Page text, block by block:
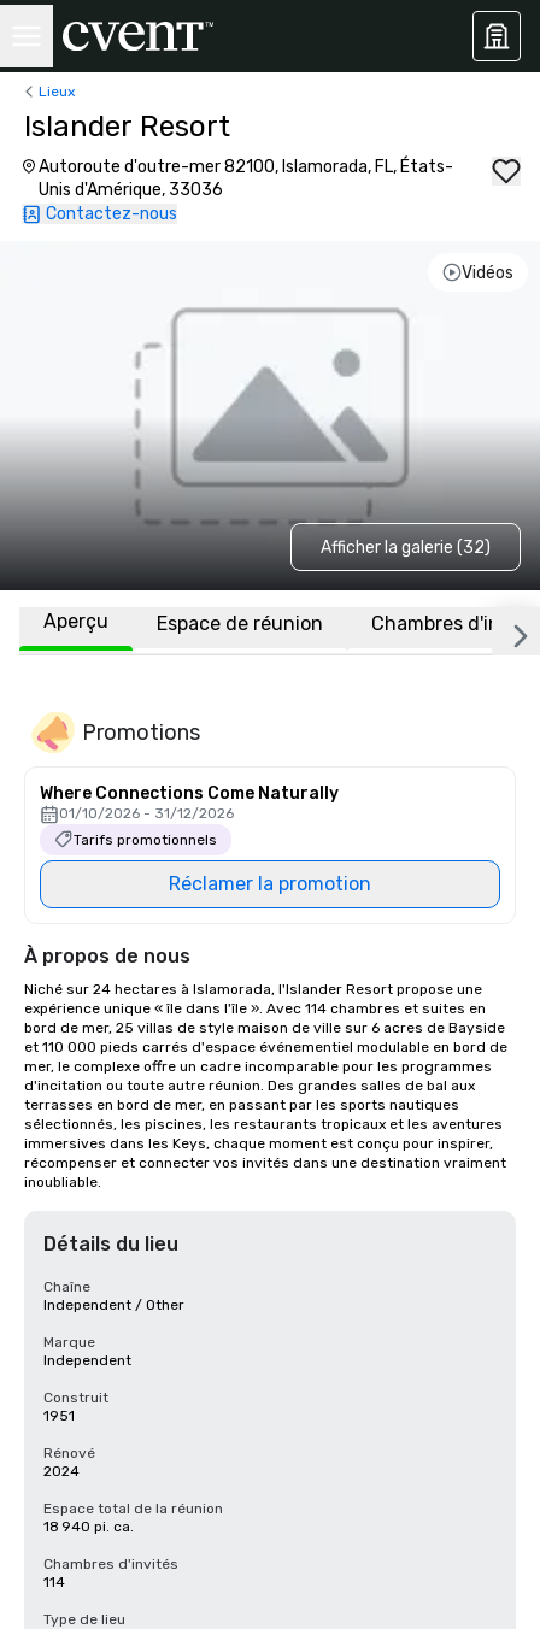
Lieux
Islander Resort
Autoroute d'outre-mer 82100, Islamorada, FL, États-
Unis d'Amérique, 33036
Contactez-nous
Vidéos
Afficher la galerie (32)
Aperçu Espace de réunion Chambres
Promotions
Where Connections Come Naturally
01/10/2026 - 31/12/2026
Tarifs promotionnels
Réclamer la promotion
À propos de nous
Niché sur 24 hectares à Islamorada, l'Islander Resort propose une
expérience unique « île dans l'île ». Avec 114 chambres et suites en
bord de mer, 25 villas de style maison de ville sur 6 acres de Bayside
et 110 000 pieds carrés d'espace événementiel modulable en bord de
mer, le complexe offre un cadre incomparable pour les programmes
d'incitation ou toute autre réunion. Des grandes salles de bal aux
terrasses en bord de mer, en passant par les sports nautiques
sélectionnés, les piscines, les restaurants tropicaux et les aventures
immersives dans les Keys, chaque moment est conçu pour inspirer,
récompenser et connecter vos invités dans une destination vraiment
inoubliable.
Détails du lieu
Chaîne
Independent / Other
Marque
Independent
Construit
1951
Rénové
2024
Espace total de la réunion
18 940 pi. ca.
Chambres d'invités
114
Type de lieu